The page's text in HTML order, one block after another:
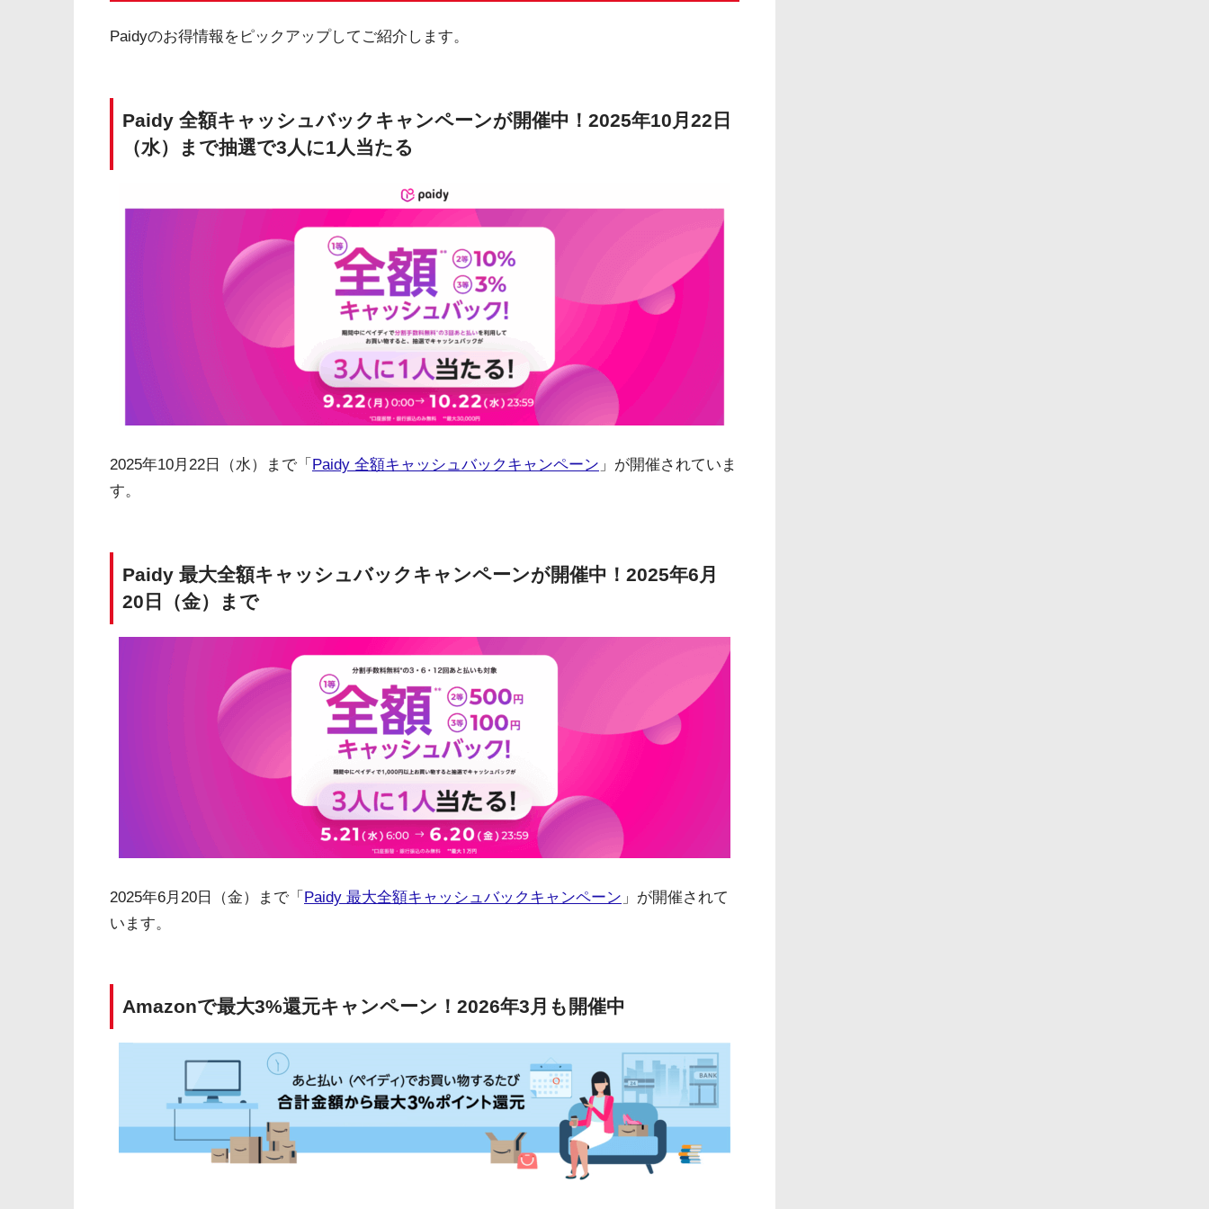
Paidyのお得情報をピックアップしてご紹介します。
Paidy 全額キャッシュバックキャンペーンが開催中！2025年10月22日
（水）まで抽選で3人に1人当たる
2025年10月22日（水）まで「 Paidy 全額キャッシュバックキャンペーン 」が開催されていま
す。
Paidy 最大全額キャッシュバックキャンペーンが開催中！2025年6月
20日（金）まで
2025年6月20日（金）まで「 Paidy 最大全額キャッシュバックキャンペーン 」が開催されて
います。
Amazonで最大3%還元キャンペーン！2026年3月も開催中